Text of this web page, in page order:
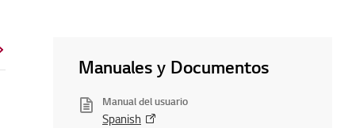
Manuales y Documentos
Manual del usuario
Spanish